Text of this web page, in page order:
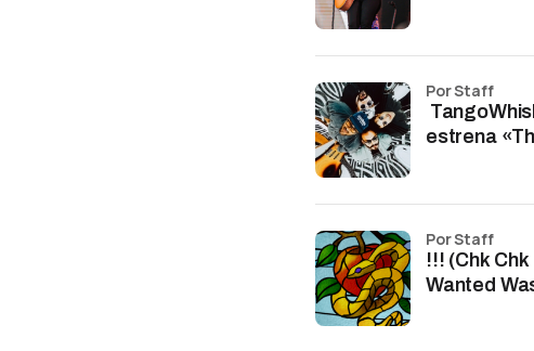
estrena
por Staff
!!! (Chk
Wanted
por Staff